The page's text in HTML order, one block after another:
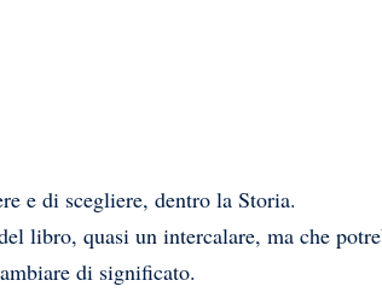
e di scegliere, dentro la Storia.
libro, quasi un intercalare, ma che
di significato.